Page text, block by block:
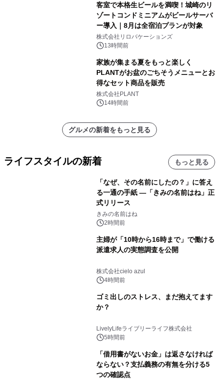
客室で本格生ビールを満喫！城崎のリ
ゾートコンドミニアムがビールサーバ
ー導入｜8月は全宿泊プランが対象
株式会社リロバケーションズ
13時間前
家族が集まる夏をもっと楽しく
PLANTがお盆のごちそうメニューとお
得なセット商品を販売
株式会社PLANT
14時間前
グルメの新着をもっと見る
ライフスタイルの新着 もっと見る
「なぜ、その名前にしたの？」に答え
る一通の手紙 ―「きみの名前はね」正
式リリース
きみの名前はね
2時間前
主婦が「10時から16時まで」で働ける
派遣求人の実態調査を公開
株式会社cielo azul
4時間前
ゴミ出しのストレス、まだ抱えてます
か？
LivelyLifeライブリーライフ株式会社
5時間前
「借用書がないお金」は返さなければ
ならない？支払義務の有無を分ける5
つの確認点